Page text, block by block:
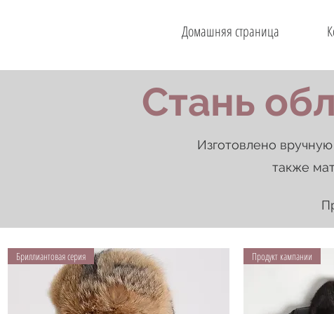
Домашняя страница
Стань
Изготовлено
также
Бриллиантовая серия Продукт кампании